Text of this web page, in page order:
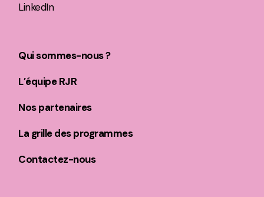
LinkedIn
Qui sommes-nous ?
L’équipe RJR
Nos partenaires
La grille des programmes
Contactez-nous